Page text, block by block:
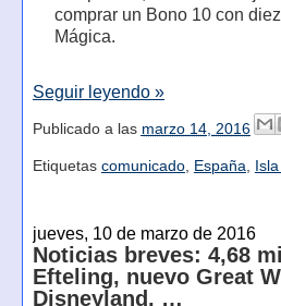
comprar un Bono 10 con
Mágica.
Seguir leyendo »
Publicado a las marzo 14, 2016
Etiquetas comunicado, España
jueves, 10 de marzo de 2016
Noticias breves: 4,68
Efteling, nuevo Great
Disneyland, …